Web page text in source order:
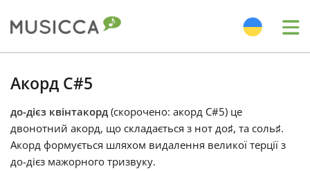
Български
Dansk
Акорд C#5
до-дієз квінтакорд (скорочено: акорд C#5) це
двонотний акорд, що складається з нот до♯, та соль♯.
Акорд формується шляхом видалення великої терції з
до-дієз мажорного тризвуку.